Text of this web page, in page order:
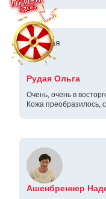
Рудая Ольга
Очень, очень в
Кожа преобразилось,
Ашенбреннер